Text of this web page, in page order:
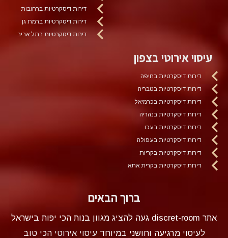
דירות דיסקרטיות ברחובות
דירות דיסקרטיות ברמת גן
דירות דיסקרטיות בתל אביב
עיסוי אירוטי בצפון
דירות דיסקרטיות בחיפה
דירות דיסקרטיות בטבריה
דירות דיסקרטיות בכרמיאל
דירות דיסקרטיות בנהריה
דירות דיסקרטיות בעכו
דירות דיסקרטיות בעפולה
דירות דיסקרטיות בקריות
דירות דיסקרטיות בקרית אתא
ברוך הבאים
אתר discret-room געה להציג מגוון בנות הכי יפות בישראל
לעיסוי מרגיעה וחושני במיוחדעיסוי אירוטי הכי טוב